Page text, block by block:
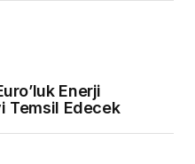
Enerji
Temsil Edecek